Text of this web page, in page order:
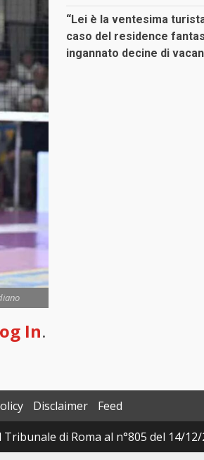
In.
“Lei è la ventesima
caso del residence
ingannato decine di
Disclaimer
Feed
di Roma al n°805 del 14/12/